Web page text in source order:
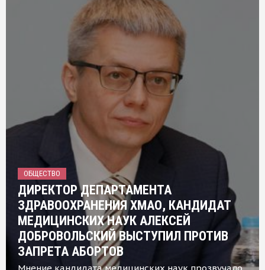
ОБЩЕСТВО
ДИРЕКТОР ДЕПАРТАМЕНТА
ЗДРАВООХРАНЕНИЯ ХМАО, КАНДИДАТ
МЕДИЦИНСКИХ НАУК АЛЕКСЕЙ
ДОБРОВОЛЬСКИЙ ВЫСТУПИЛ ПРОТИВ
ЗАПРЕТА АБОРТОВ